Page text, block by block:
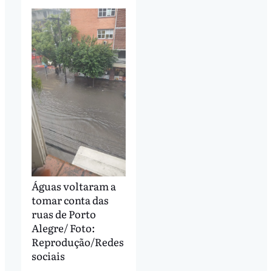
Águas voltaram a
tomar conta das
ruas de Porto
Alegre/ Foto:
Reprodução/Redes
sociais